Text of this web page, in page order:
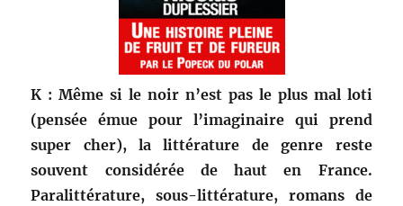
K : Même si le noir n’est pas le plus mal loti
(pensée émue pour l’imaginaire qui prend
super cher), la littérature de genre reste
souvent considérée de haut en France.
Paralittérature, sous-littérature, romans de